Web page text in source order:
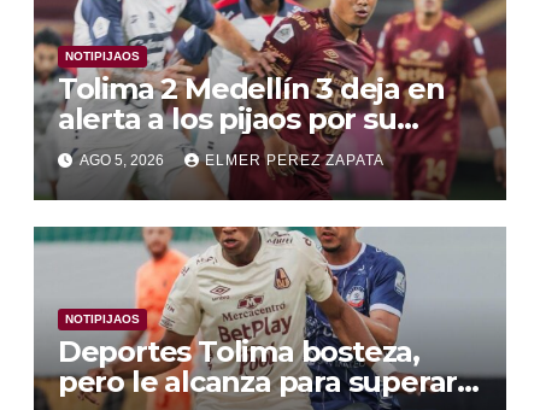
NOTIPIJAOS
Tolima 2 Medellín 3 deja en
alerta a los pijaos por su
fútbol irregular
AGO 5, 2026 ELMER PEREZ ZAPATA
NOTIPIJAOS
Deportes Tolima bosteza,
pero le alcanza para superar a